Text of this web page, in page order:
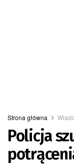
Strona główna
Policja